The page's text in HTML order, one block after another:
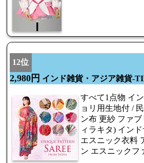
12位
2,980円 インド雑貨・アジア雑貨-
すべて1点物 イ
ョリ用生地付 /
ン布 更紗 ファ
ィラキタ) イン
エスニック衣料
ン エスニックフ